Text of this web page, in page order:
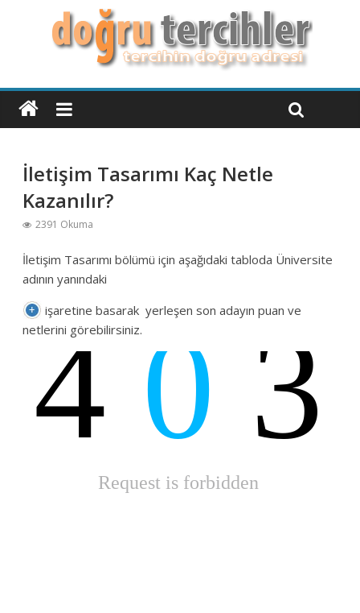
İletişim Tasarımı Kaç Netle
Kazanılır?
2391 Okuma
İletişim Tasarımı bölümü için aşağıdaki tabloda Üniversite
adının yanındaki
işaretine basarak yerleşen son adayın puan ve
netlerini görebilirsiniz.